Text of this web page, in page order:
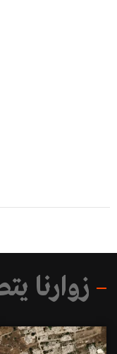
زوارنا